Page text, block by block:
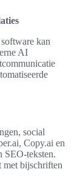
kan
AI
social
Copy.ai en
SEO-teksten.
met bijschriften